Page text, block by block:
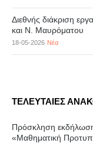
Διεθνής διάκριση
και Ν. Μαυρόματου
18-05-2026 Νέα
ΤΕΛΕΥΤΑΙΕΣ
Πρόσκληση
«Μαθηματική